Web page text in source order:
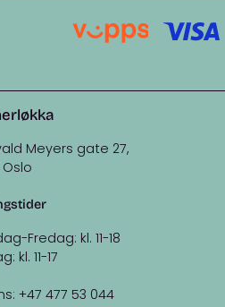
Meyers gate 27,
Fredag: kl. 11-18
kl. 11-17
+47 477 53 044